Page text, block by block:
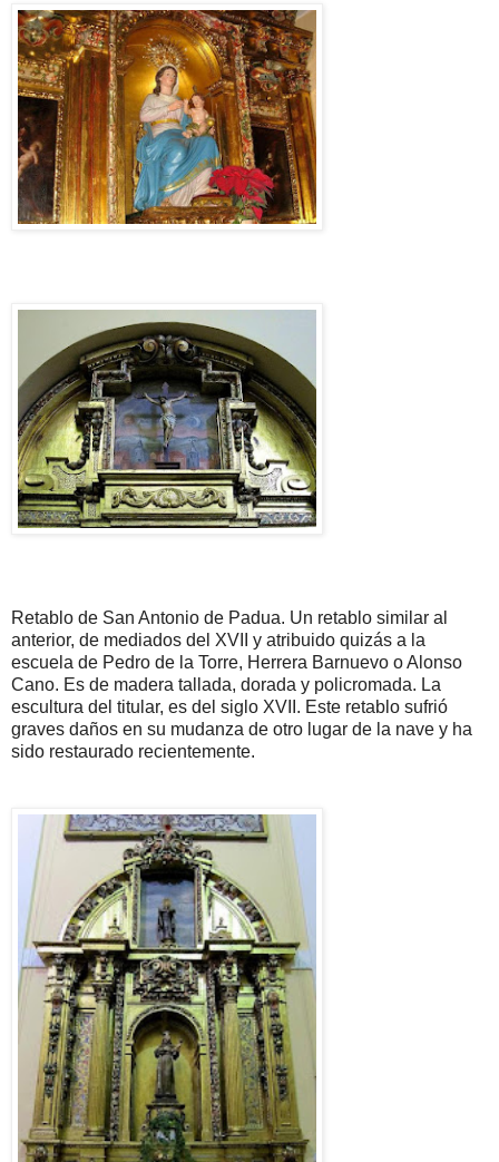
Retablo de San Antonio de Padua. Un retablo similar al
anterior, de mediados del XVII y atribuido quizás a la
escuela de Pedro de la Torre, Herrera Barnuevo o Alonso
Cano. Es de madera tallada, dorada y policromada. La
escultura del titular, es del siglo XVII. Este retablo sufrió
graves daños en su mudanza de otro lugar de la nave y ha
sido restaurado recientemente.